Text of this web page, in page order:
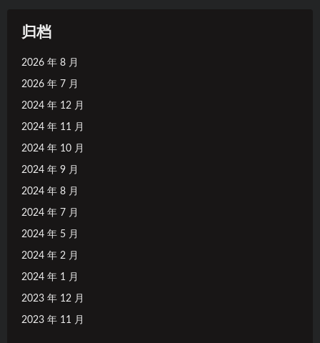
归档
2026 年 8 月
2026 年 7 月
2024 年 12 月
2024 年 11 月
2024 年 10 月
2024 年 9 月
2024 年 8 月
2024 年 7 月
2024 年 5 月
2024 年 2 月
2024 年 1 月
2023 年 12 月
2023 年 11 月